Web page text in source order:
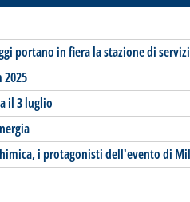
portano in fiera la stazione di
2025
il 3 luglio
i protagonisti dell'evento di